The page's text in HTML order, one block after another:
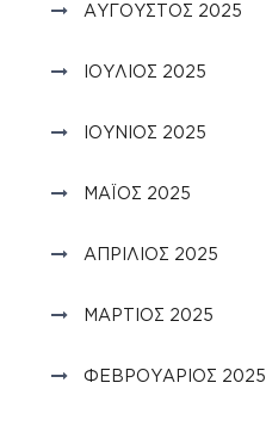
ΑΎΓΟΥΣΤΟΣ 2025
ΙΟΎΛΙΟΣ 2025
ΙΟΎΝΙΟΣ 2025
ΜΆΙΟΣ 2025
ΑΠΡΊΛΙΟΣ 2025
ΜΆΡΤΙΟΣ 2025
ΦΕΒΡΟΥΆΡΙΟΣ 2025